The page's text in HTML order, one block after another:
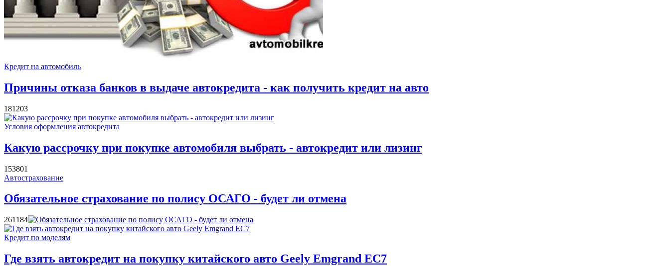
Кредит на автомобиль
Причины отказа банков в выдаче автокредита - как получить кредит на авто
181203
Условия оформления автокредита
Какую рассрочку при покупке автомобиля выбрать - автокредит или лизинг
153801
Автострахование
Обязательное страхование по полису ОСАГО - будет ли отмена
261184
Кредит по моделям
Где взять автокредит на покупку китайского авто Geely Emgrand EC7